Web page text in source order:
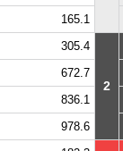
165.1
305.4
2
672.7
836.1
978.6